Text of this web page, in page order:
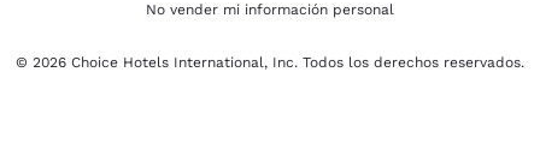
No vender mi información personal
© 2026 Choice Hotels International, Inc. Todos los derechos reservados.